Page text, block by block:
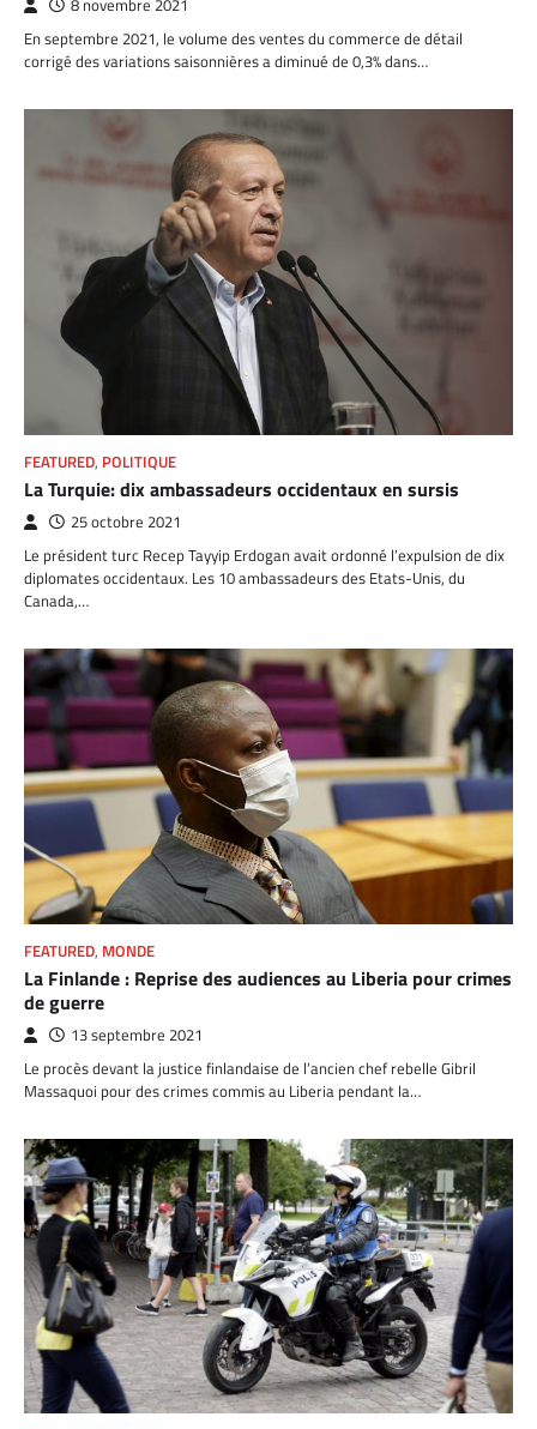
8 novembre 2021
En septembre 2021, le volume des ventes du commerce de détail
corrigé des variations saisonnières a diminué de 0,3% dans…
FEATURED, POLITIQUE
La Turquie: dix ambassadeurs occidentaux en sursis
25 octobre 2021
Le président turc Recep Tayyip Erdogan avait ordonné l’expulsion de dix
diplomates occidentaux. Les 10 ambassadeurs des Etats-Unis, du
Canada,…
FEATURED, MONDE
La Finlande : Reprise des audiences au Liberia pour crimes
de guerre
13 septembre 2021
Le procès devant la justice finlandaise de l’ancien chef rebelle Gibril
Massaquoi pour des crimes commis au Liberia pendant la…